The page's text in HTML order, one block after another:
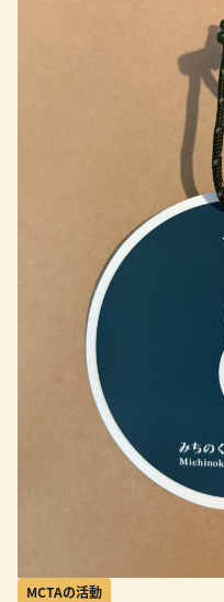
MCTAの活動